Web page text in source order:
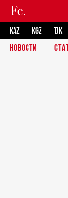
KAZ KGZ TJK
НОВОСТИ